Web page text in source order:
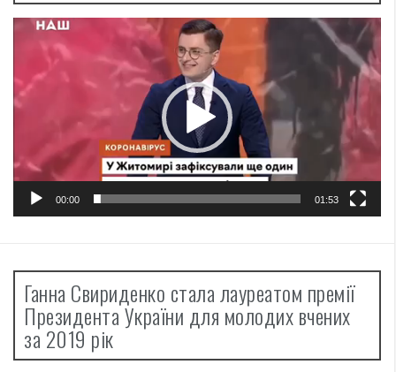
Відеопрогравач
00:00 01:53
Ганна Свириденко стала лауреатом премії
Президента України для молодих вчених
за 2019 рік